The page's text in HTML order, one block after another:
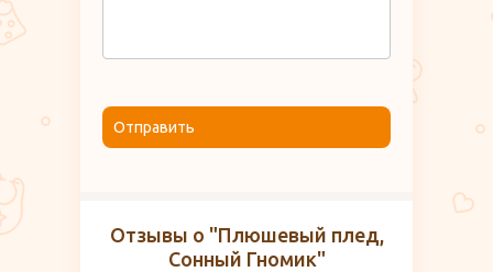
Отправить
Отзывы о "Плюшевый плед,
Сонный Гномик"